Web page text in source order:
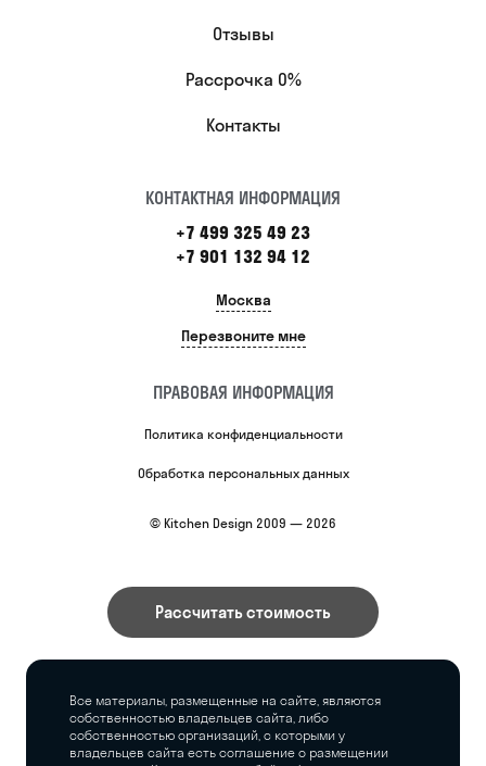
Отзывы
Рассрочка 0%
Контакты
КОНТАКТНАЯ ИНФОРМАЦИЯ
+7 499 325 49 23
+7 901 132 94 12
Москва
Перезвоните мне
ПРАВОВАЯ ИНФОРМАЦИЯ
Политика конфиденциальности
Обработка персональных данных
© Kitchen Design 2009 — 2026
Рассчитать стоимость
Все материалы, размещенные на сайте, являются
собственностью владельцев сайта, либо
собственностью организаций, с которыми у
владельцев сайта есть соглашение о размещении